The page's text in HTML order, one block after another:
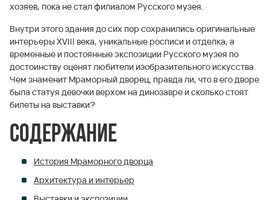
хозяев, пока не стал филиалом Русского музея.
Внутри этого здания до сих пор сохранились оригинальные
интерьеры XVIII века, уникальные росписи и отделка, а
временные и постоянные экспозиции Русского музея по
достоинству оценят любители изобразительного искусства.
Чем знаменит Мраморный дворец, правда ли, что в его дворе
была статуя девочки верхом на динозавре и сколько стоят
билеты на выставки?
Содержание
История Мраморного дворца
Архитектура и интерьер